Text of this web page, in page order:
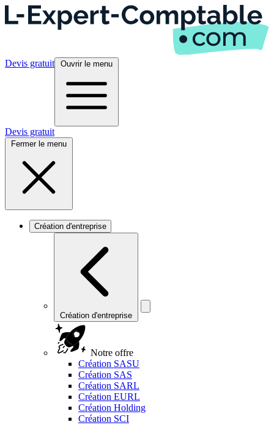
Devis gratuit Ouvrir le menu
Devis gratuit
Fermer le menu
Création d'entreprise
Création d'entreprise
Notre offre
Création SASU
Création SAS
Création SARL
Création EURL
Création Holding
Création SCI